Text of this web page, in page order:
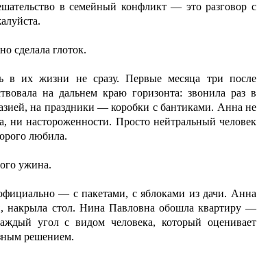
в семейный конфликт — это разговор с
сделала глоток.
в их жизни не сразу. Первые месяца три после
на дальнем краю горизонта: звонила раз в
на праздники — коробки с бантиками. Анна не
ни настороженности. Просто нейтральный человек
любила.
ужина.
— с пакетами, с яблоками из дачи. Анна
накрыла стол. Нина Павловна обошла квартиру —
угол с видом человека, который оценивает
решением.